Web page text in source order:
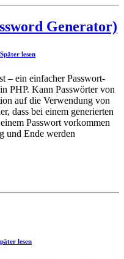
Generator)
Später lesen
– ein einfacher Passwort-
PHP. Kann Passwörter von
auf die Verwendung von
dass bei einem generierten
Passwort vorkommen
und Ende werden
lesen